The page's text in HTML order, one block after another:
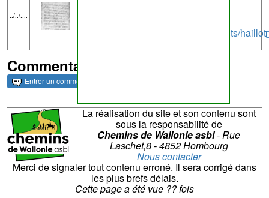
../../....
http://www.megalithe.be/monuments/haillot
Commentaires et archives
Entrer un commentaire
La réalisation du site et son contenu sont
sous la responsabilité de
Chemins de Wallonie asbl- Rue
Laschet,8 - 4852 Hombourg
Nous contacter
Merci de signaler tout contenu erroné. Il sera corrigé dans
les plus brefs délais.
Cette page a été vue ??fois